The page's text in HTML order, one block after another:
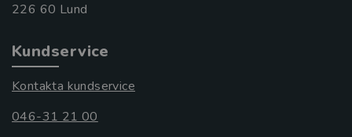
Kundservice
Kontakta kundservice
046-31 21 00